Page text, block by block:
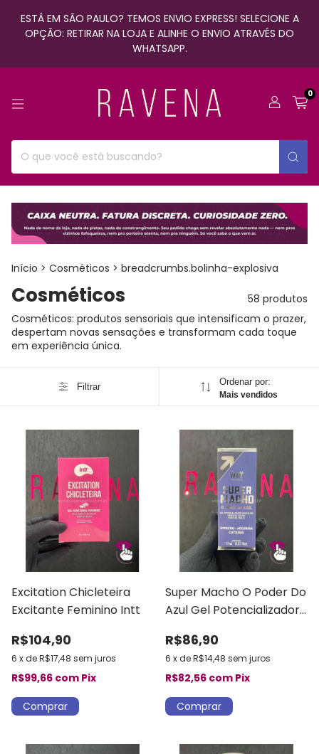
ESTÁ EM SÃO PAULO? TEMOS ENVIO EXPRESS! SELECIONE A
OPÇÃO: RETIRAR NA LOJA E ALINHE O ENVIO ATRAVÉS DO
WHATSAPP.
0
Início > Cosméticos > breadcrumbs.bolinha-explosiva
Cosméticos
58 produtos
Cosméticos: produtos sensoriais que intensificam o prazer,
despertam novas sensações e transformam cada toque
em experiência única.
Filtrar Ordenar por:
Mais vendidos
Excitation Chicleteira
Excitante Feminino Intt
R$104,90
6 xdeR$17,48 sem juros
R$99,66 com Pix
Super Macho O Poder Do
Azul Gel Potencializador
R$86,90
6 xdeR$14,48 sem juros
R$82,56 com Pix